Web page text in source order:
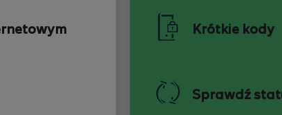
Krótkie kody
Sprawdź